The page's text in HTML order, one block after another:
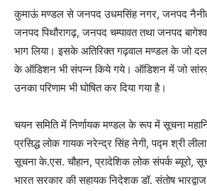
कुमाऊं मण्डल से जनपद उधमसिंह नगर, जनपद
जनपद पिथौरागढ़, जनपद चम्पावत तथा जनपद
भाग लिया। इसके अतिरिक्त गढ़वाल मण्डल के जो
के ऑडिशन भी संपन्न किये गये। ऑडिशन में जो
उनका परिणाम भी घोषित कर दिया गया है।
चयन समिति में निर्णायक मण्डल के रूप में सूचना
प्रसिद्ध लोक गायक नरेन्द्र सिंह नेगी, पद्म श्री
सूचना के.एस. चौहान, प्रादेशिक लोक संपर्क ब्यूरो,
भारत सरकार की सहायक निदेशक डॉ. संतोष